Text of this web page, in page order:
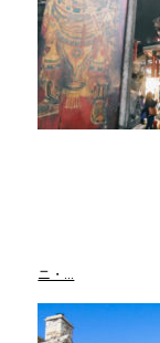
ニ・...